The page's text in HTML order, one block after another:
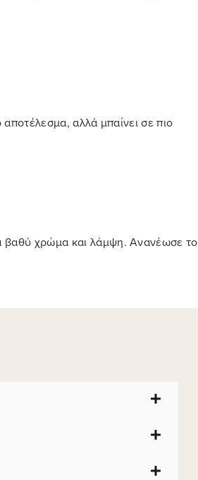
αλλά μπαίνει σε πιο
βαθύ χρώμα και λάμψη. Ανανέωσε το